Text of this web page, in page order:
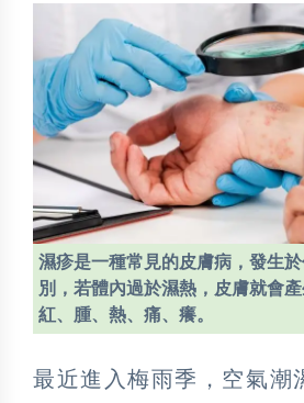
濕疹是一種常見的皮膚病，發生
別，若體內過於濕熱，皮膚就會
紅、腫、熱、痛、癢。
最近進入梅雨季，空氣潮